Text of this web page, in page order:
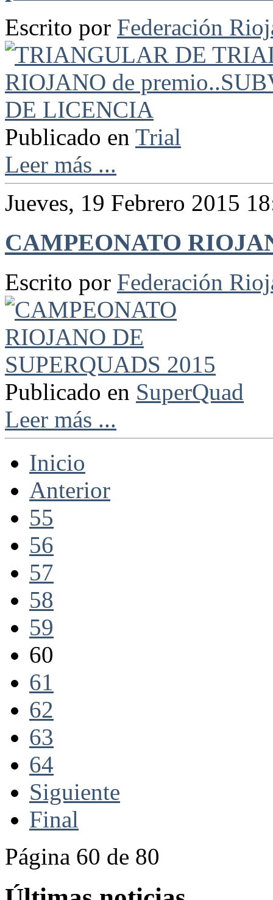
Escrito por Federación
Publicado en Trial
Leer más ...
Jueves, 19 Febrero 2015
CAMPEONATO
Escrito por Federación
Publicado en SuperQuad
Leer más ...
Inicio
Anterior
55
56
57
58
59
60
61
62
63
64
Siguiente
Final
Página 60 de 80